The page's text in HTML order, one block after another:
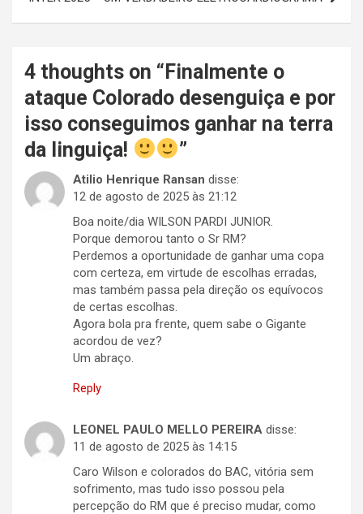
4 thoughts on “ Finalmente o
ataque Colorado desenguiça e por
isso conseguimos ganhar na terra
da linguiça!
”
Atilio Henrique Ransan disse:
12 de agosto de 2025 às 21:12
Boa noite/dia WILSON PARDI JUNIOR.
Porque demorou tanto o Sr RM?
Perdemos a oportunidade de ganhar uma copa
com certeza, em virtude de escolhas erradas,
mas também passa pela direção os equívocos
de certas escolhas.
Agora bola pra frente, quem sabe o Gigante
acordou de vez?
Um abraço.
Reply
LEONEL PAULO MELLO PEREIRA disse:
11 de agosto de 2025 às 14:15
Caro Wilson e colorados do BAC, vitória sem
sofrimento, mas tudo isso possou pela
percepção do RM que é preciso mudar, como